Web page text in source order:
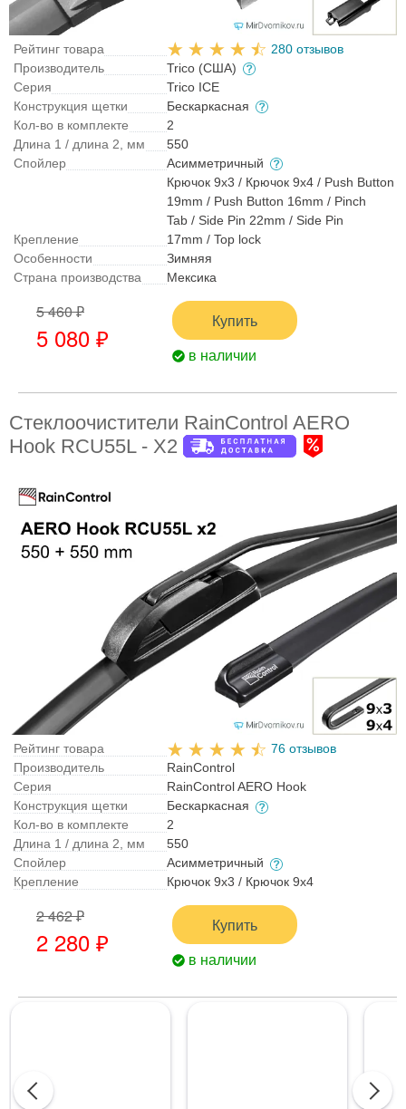
Рейтинг товара
280 отзывов
Производитель
Trico (США)
Серия
Trico ICE
Конструкция щетки
Бескаркасная
Кол-во в комплекте
2
Длина 1 / длина 2, мм
550
Спойлер
Асимметричный
Крепление
Крючок 9x3 / Крючок 9x4 / Push Button
19mm / Push Button 16mm / Pinch
Tab / Side Pin 22mm / Side Pin
17mm / Top lock
Особенности
Зимняя
Страна производства
Мексика
5 460 ₽
5 080 ₽
Купить
в наличии
Стеклоочистители RainControl AERO
Hook RCU55L - X2
Рейтинг товара
76 отзывов
Производитель
RainControl
Серия
RainControl AERO Hook
Конструкция щетки
Бескаркасная
Кол-во в комплекте
2
Длина 1 / длина 2, мм
550
Спойлер
Асимметричный
Крепление
Крючок 9x3 / Крючок 9x4
2 462 ₽
2 280 ₽
Купить
в наличии